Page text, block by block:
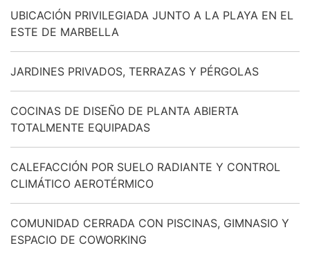
UBICACIÓN PRIVILEGIADA JUNTO A LA PLAYA EN EL
ESTE DE MARBELLA
JARDINES PRIVADOS, TERRAZAS Y PÉRGOLAS
COCINAS DE DISEÑO DE PLANTA ABIERTA
TOTALMENTE EQUIPADAS
CALEFACCIÓN POR SUELO RADIANTE Y CONTROL
CLIMÁTICO AEROTÉRMICO
COMUNIDAD CERRADA CON PISCINAS, GIMNASIO Y
ESPACIO DE COWORKING